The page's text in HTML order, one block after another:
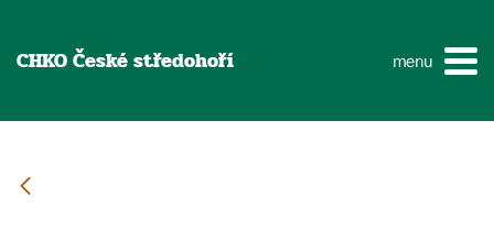
CHKO České středohoří menu